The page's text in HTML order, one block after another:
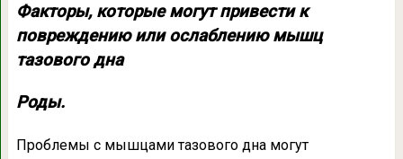
Факторы, которые могут привести к
повреждению или ослаблению мышц
тазового дна
Роды.
Проблемы с мышцами тазового дна могут